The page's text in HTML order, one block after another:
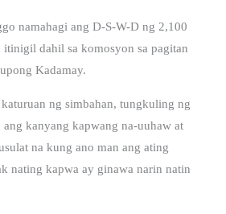
namahagi ang D-S-W-D ng 2,100
itinigil dahil sa komosyon sa pagitan
Kadamay.
ng simbahan, tungkuling ng
kanyang kapwang na-uuhaw at
na kung ano man ang ating
nating kapwa ay ginawa narin natin